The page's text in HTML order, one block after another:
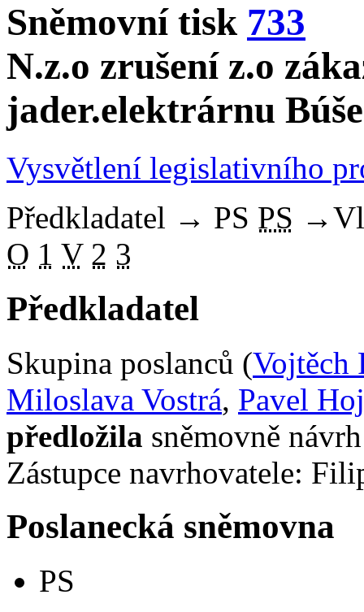
Sněmovní tisk 733
N.z.o zrušení z.o
jader.elektrárnu
Vysvětlení legislativního
Předkladatel → PS PS →
O 1 V 2 3
Předkladatel
Skupina poslanců (Vojtěch
Miloslava Vostrá, Pavel
předložila sněmovně
Zástupce navrhovatele:
Poslanecká sněmovna
PS